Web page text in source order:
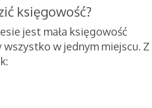
księgowość?
jest mała księgowość
w jednym miejscu. Z